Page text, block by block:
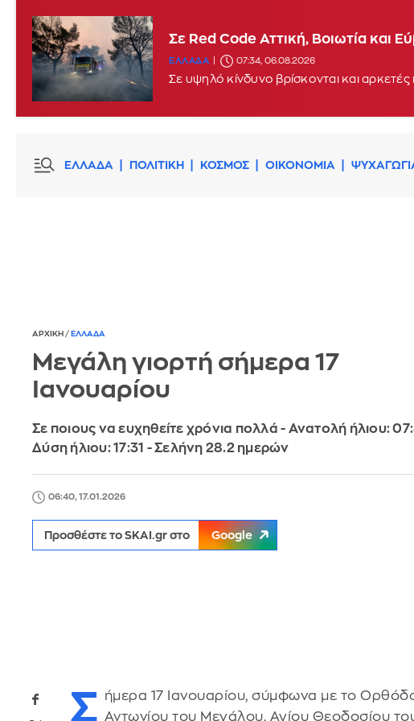
Σε Red Code Αττική, Βοιωτία και
ΕΛΛΑΔΑ 07:34, 06.08.2026
Σε υψηλό κίνδυνο βρίσκονται και
ΕΛΛΑΔΑ ΠΟΛΙΤΙΚΗ ΚΟΣΜΟΣ ΟΙΚΟΝΟΜΙΑ
ΑΡΧΙΚΗ / ΕΛΛΑΔΑ
Μεγάλη γιορτή σήμερα 17
Ιανουαρίου
Σε ποιους να ευχηθείτε χρόνια πολλά - Ανατολή ήλιου:
Δύση ήλιου: 17:31 - Σελήνη 28.2 ημερών
06:40, 17.01.2026
Προσθέστε το SKAI.gr στο Google
Σ ήμερα 17 Ιανουαρίου, σύμφωνα με το
Αντωνίου του Μεγάλου, Αγίου Θεοδοσίου